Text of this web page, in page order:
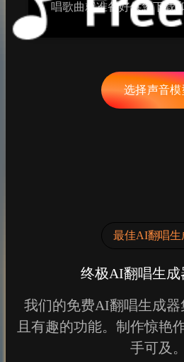
唱歌曲就准备好供您下载
选择声音模
最佳AI翻唱生
终极AI翻唱生成
我们的免费AI翻唱生成
且有趣的功能。制作惊艳
手可及。